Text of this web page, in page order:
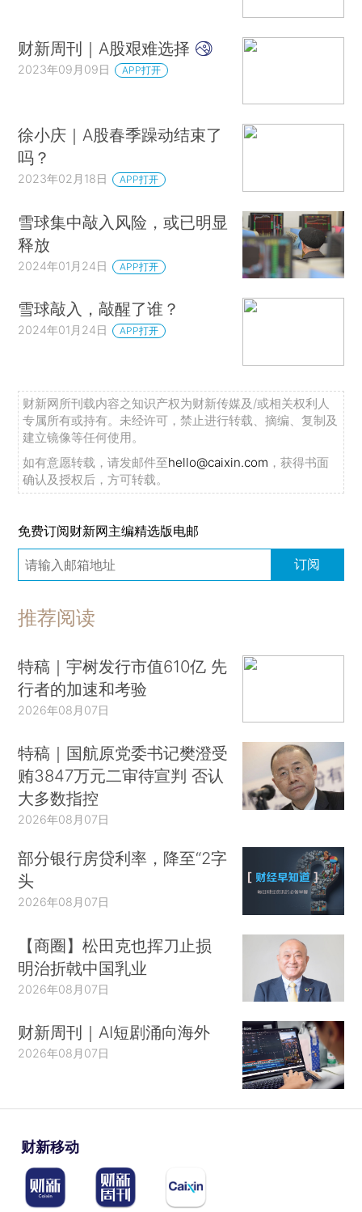
财新周刊｜A股艰难选择
2023年09月09日 APP打开
徐小庆｜A股春季躁动结束了
吗？
2023年02月18日 APP打开
雪球集中敲入风险，或已明显
释放
2024年01月24日 APP打开
雪球敲入，敲醒了谁？
2024年01月24日 APP打开
财新网所刊载内容之知识产权为财新传媒及/或相关权利人
专属所有或持有。未经许可，禁止进行转载、摘编、复制及
建立镜像等任何使用。
如有意愿转载，请发邮件至hello@caixin.com ，获得书面
确认及授权后，方可转载。
免费订阅财新网主编精选版电邮
订阅
推荐阅读
特稿｜宇树发行市值610亿 先
行者的加速和考验
2026年08月07日
特稿｜国航原党委书记樊澄受
贿3847万元二审待宣判 否认
大多数指控
2026年08月07日
部分银行房贷利率，降至“2字
头
2026年08月07日
【商圈】松田克也挥刀止损
明治折戟中国乳业
2026年08月07日
财新周刊｜AI短剧涌向海外
2026年08月07日
财新移动